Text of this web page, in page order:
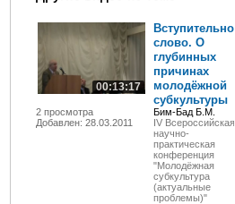
00:13:17
2 просмотра
Добавлен: 28.03.2011
Вступительное
слово. О
глубинных
причинах
молодёжной
субкультуры
Бим-Бад Б.М.
IV Всероссийская
научно-
практическая
конференция
"Молодёжная
субкультура
(актуальные
проблемы)"